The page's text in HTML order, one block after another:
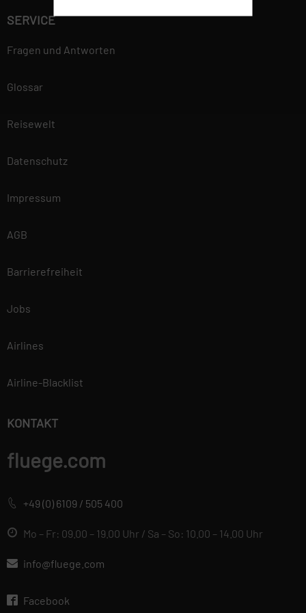
Datenschutzerklärung.
SERVICE
Fragen und Antworten
Glossar
Reisewelt
Datenschutz
Impressum
AGB
Barrierefreiheit
Jobs
Airlines
Airline-Blacklist
KONTAKT
fluege.com
+49 (0) 6109 / 505 400
Mo – Fr: 09.00 – 19.00 Uhr / Sa – So: 10.00 – 14.00 Uhr
info@fluege.com
Facebook